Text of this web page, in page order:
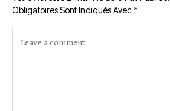
Obligatoires Sont Indiqués Avec*